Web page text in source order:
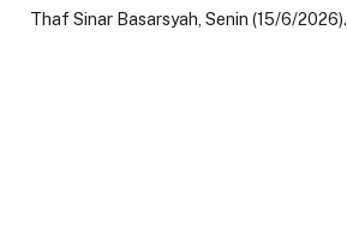
Thaf Sinar Basarsyah, Senin (15/6/2026).